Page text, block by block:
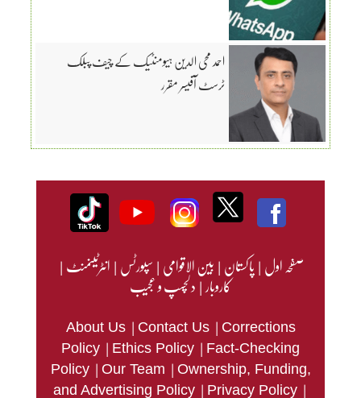
احمد محی الدین ہیومنٹیک کے چیف پبلک
ٹرسٹ آفیسر مقرر
صفحہ اول|پاکستان|بین الاقوامی|سپورٹس|انٹرٹینمنٹ|
کاروبار|دلچسپ و عجیب
About Us | Contact Us | Corrections
Policy | Ethics Policy | Fact-Checking
Policy | Our Team | Ownership, Funding,
and Advertising Policy | Privacy Policy |